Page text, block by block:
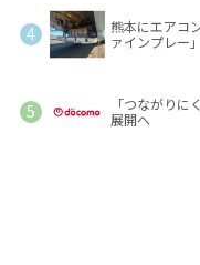
熊本にエアコ
ァインプレー」
「つながり
展開へ